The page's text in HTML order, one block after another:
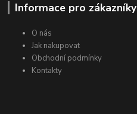
Informace pro zákazníky
O nás
Jak nakupovat
Obchodní podmínky
Kontakty